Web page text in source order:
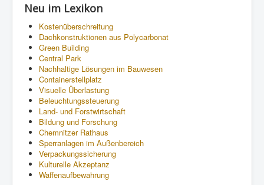
Neu im Lexikon
Kostenüberschreitung
Dachkonstruktionen aus Polycarbonat
Green Building
Central Park
Nachhaltige Lösungen im Bauwesen
Containerstellplatz
Visuelle Überlastung
Beleuchtungssteuerung
Land- und Forstwirtschaft
Bildung und Forschung
Chemnitzer Rathaus
Sperranlagen im Außenbereich
Verpackungssicherung
Kulturelle Akzeptanz
Waffenaufbewahrung